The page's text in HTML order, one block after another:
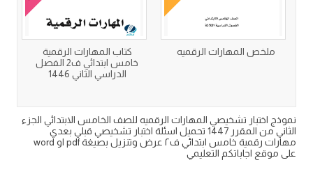
ملخص المهارات الرقميه
كتاب المهارات الرقمية
خامس ابتدائي ف2 الفصل
الدراسي الثاني 1446
نموذج اختبار تشخيصي المهارات الرقميه للصف الخامس الابتدائي الجزء
الثاني من المقرر 1447 تحميل اسئلة اختبار تشخيصي قبلي بعدي
مهارات رقمية خامس ابتدائي ف٢ عرض وتنزيل بصيغة pdf او word
على موقع اجاباتكم التعليمي